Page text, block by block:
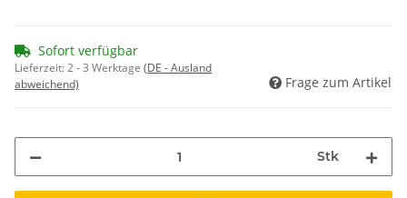
Sofort verfügbar
Lieferzeit:2 - 3 Werktage (DE - Ausland
abweichend)
Frage zum Artikel
Stk